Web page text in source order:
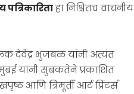
पत्रिकारिताहा निश्चितच वाचनीय
देवेंद्र भुजबळ यांनी अत्यंत
यांनी सुबकतेने प्रकाशित
आणि त्रिमूर्ती आर्ट प्रिंटर्स